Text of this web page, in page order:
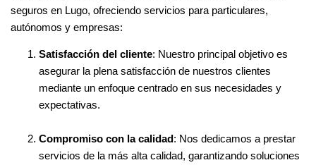
seguros en Lugo, ofreciendo servicios para particulares,
autónomos y empresas:
Satisfacción del cliente: Nuestro principal objetivo es
asegurar la plena satisfacción de nuestros clientes
mediante un enfoque centrado en sus necesidades y
expectativas.
Compromiso con la calidad: Nos dedicamos a prestar
servicios de la más alta calidad, garantizando soluciones